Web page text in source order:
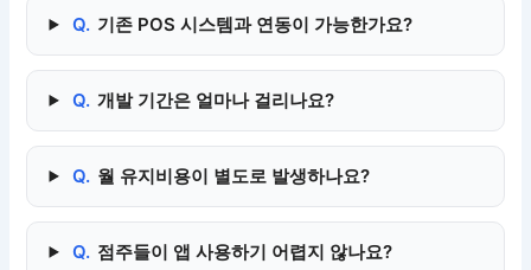
Q. 기존 POS 시스템과 연동이 가능한가요?
Q. 개발 기간은 얼마나 걸리나요?
Q. 월 유지비용이 별도로 발생하나요?
Q. 점주들이 앱 사용하기 어렵지 않나요?